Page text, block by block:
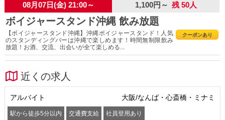
08月07日(金) 21:00～ 1,100円～ 残 50人
ボイジャースタンド沖縄 飲み放題
クーポンあり
【ボイジャースタンド沖縄】沖縄ボイジャースタンド！人気
のスタンディングバーは沖縄で楽しめます！時間無制限飲み
放題！お酒、交流、出会いが全て楽しめる...
近くの求人
アルバイト 大阪/なんば・心斎橋・ミナミ
駅から徒歩5分以内 交通費支給 社員登用あり